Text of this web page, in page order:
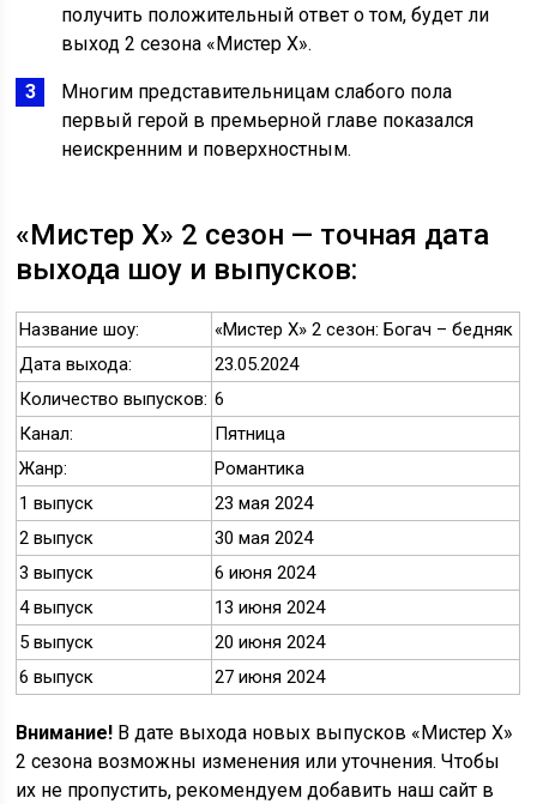
получить положительный ответ о том, будет ли
выход 2 сезона «Мистер Х».
Многим представительницам слабого пола
первый герой в премьерной главе показался
неискренним и поверхностным.
«Мистер Х» 2 сезон — точная дата
выхода шоу и выпусков:
Название шоу:
«Мистер Х» 2 сезон: Богач – бедняк
Дата выхода:
23.05.2024
Количество выпусков: 6
Канал:
Пятница
Жанр:
Романтика
1 выпуск
23 мая 2024
2 выпуск
30 мая 2024
3 выпуск
6 июня 2024
4 выпуск
13 июня 2024
5 выпуск
20 июня 2024
6 выпуск
27 июня 2024
Внимание! В дате выхода новых выпусков «Мистер Х»
2 сезона возможны изменения или уточнения. Чтобы
их не пропустить, рекомендуем добавить наш сайт в